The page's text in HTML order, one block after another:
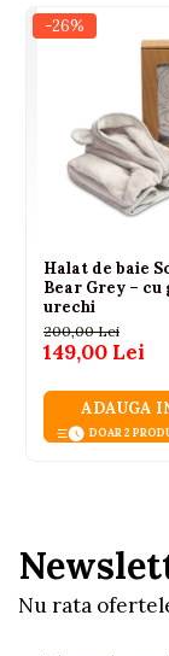
-26%
Halat de baie
Bear Grey – cu
urechi
200,00 Lei
149,00 Lei
ADAUGA
DOAR 2
Nu rata